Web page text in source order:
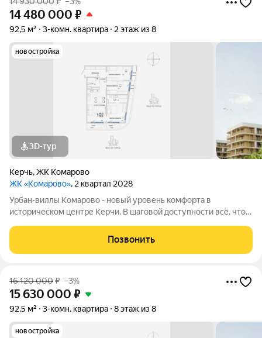
14 480 000 ₽
92,5 м² 3-комн. квартира 2 этаж из 8
новостройка
3D-тур
Керчь,ЖК Комарово
ЖК «Комарово», 2 квартал 2028
Урбан-виллы Комарово - новый уровень комфорта в
историческом центре Керчи. В шаговой доступности всё, что
благодаря обилию парковых зон. Прямо под окнами самый
большой ландшафтный парк в
Позвонить
16 120 000₽ –3%
15 630 000 ₽
92,5 м² 3-комн. квартира 8 этаж из 8
новостройка